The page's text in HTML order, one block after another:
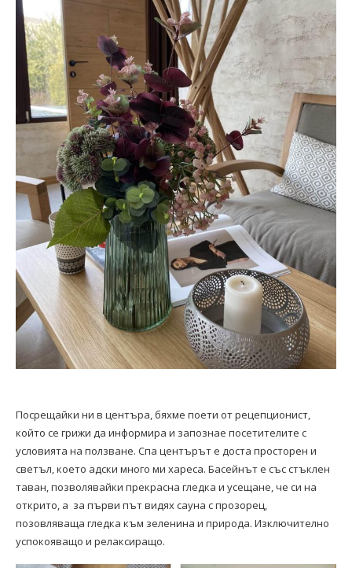
Посрещайки ни в центъра, бяхме поети от рецепционист,
който се грижи да информира и запознае посетителите с
условията на ползване. Спа центърът е доста просторен и
светъл, което адски много ми хареса. Басейнът е със стъклен
таван, позволявайки прекрасна гледка и усещане, че си на
открито, а за първи път видях сауна с прозорец,
позовляваща гледка към зеленина и природа. Изключително
успокояващо и релаксиращо.